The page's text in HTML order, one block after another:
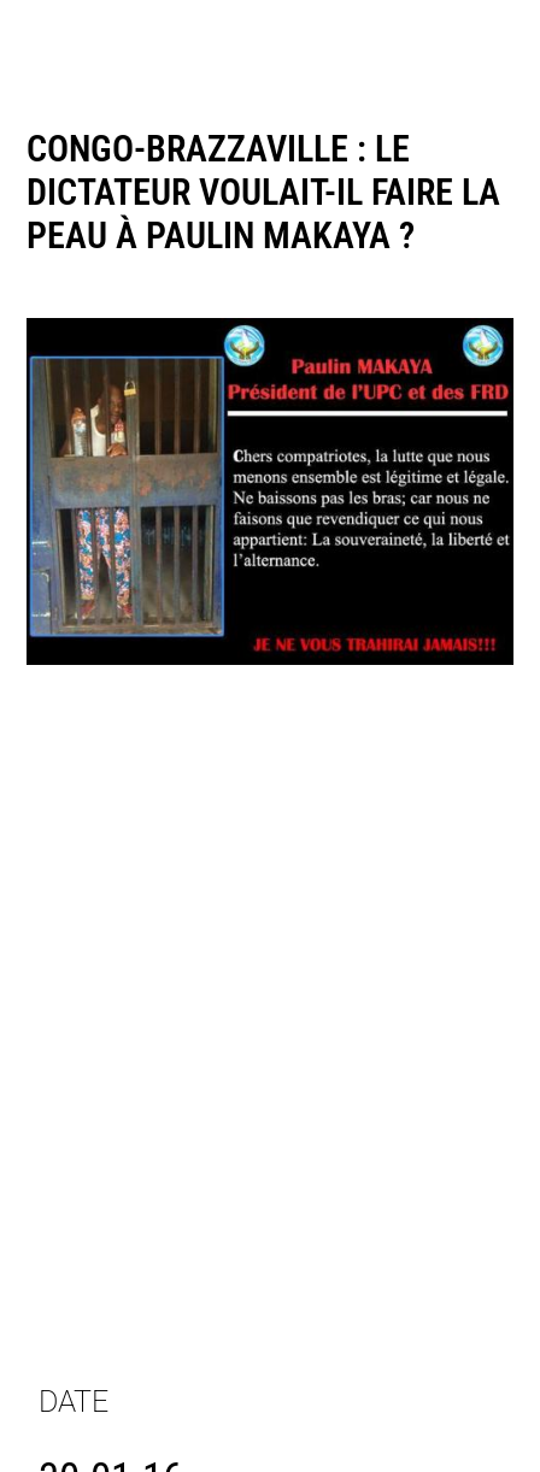
CONGO-BRAZZAVILLE : LE
DICTATEUR VOULAIT-IL FAIRE LA
PEAU À PAULIN MAKAYA ?
DATE